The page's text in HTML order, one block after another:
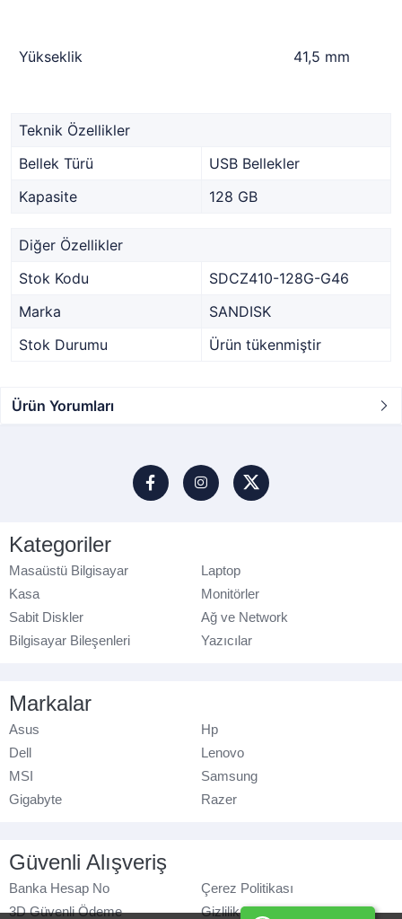
Yükseklik 41,5 mm
Teknik Özellikler
Bellek Türü
USB Bellekler
Kapasite
128 GB
Diğer Özellikler
Stok Kodu
SDCZ410-128G-G46
Marka
SANDISK
Stok Durumu
Ürün tükenmiştir
Ürün Yorumları
Kategoriler
Masaüstü Bilgisayar
Laptop
Kasa
Monitörler
Sabit Diskler
Ağ ve Network
Bilgisayar Bileşenleri
Yazıcılar
Markalar
Asus
Hp
Dell
Lenovo
MSI
Samsung
Gigabyte
Razer
Güvenli Alışveriş
Banka Hesap No
Çerez Politikası
3D Güvenli Ödeme
Gizlilik Politikası